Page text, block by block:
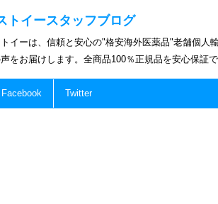
トイースタッフブログ
イーは、信頼と安心の"格安海外医薬品"老舗個人
をお届けします。全商品100％正規品を安心保証で
Facebook Twitter